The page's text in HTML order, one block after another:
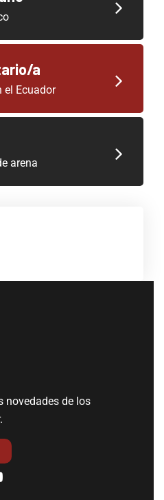
a
el Ecuador
arena
novedades de los